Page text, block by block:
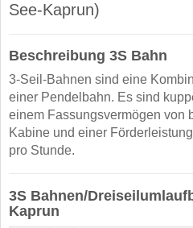
See-Kaprun)
Beschreibung 3S Bahn
3-Seil-Bahnen sind eine
einer Pendelbahn. Es sind
einem Fassungsvermögen von
Kabine und einer
pro Stunde.
3S Bahnen/
Kaprun